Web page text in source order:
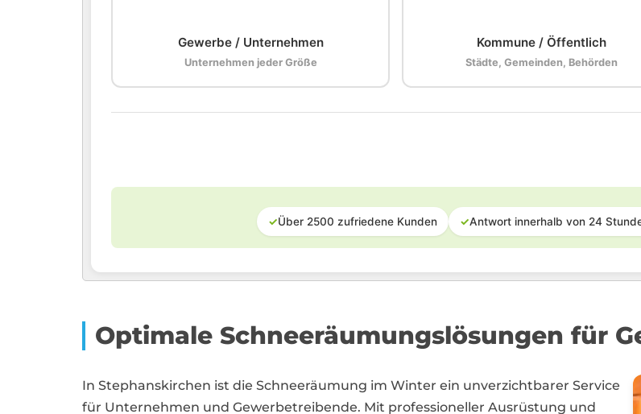
Gewerbe / Unternehmen
Unternehmen jeder Größe
Kommune / Öffentlich
Städte, Gemeinden, Behörden
✓Über 2500 zufriedene Kunden ✓Antwort innerhalb von 24
Optimale Schneeräumungslösungen für
In Stephanskirchen ist die Schneeräumung im Winter ein unverzichtbarer Service
für Unternehmen und Gewerbetreibende. Mit professioneller Ausrüstung und